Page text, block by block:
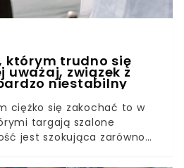
którym trudno się
uważaj, związek z
niestabilny
ciężko się zakochać to w
targają szalone
jest szokująca zarówno